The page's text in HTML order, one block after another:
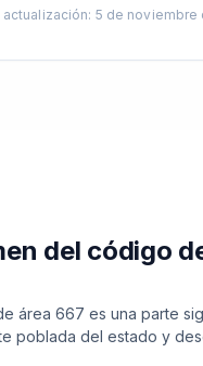
actualización: 5 de noviembre
del código
área 667 es una parte
poblada del estado y